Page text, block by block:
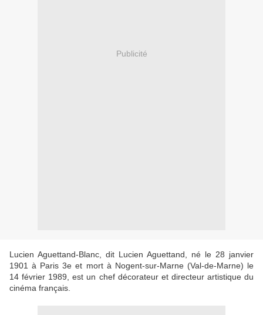
Publicité
Lucien Aguettand-Blanc, dit Lucien Aguettand, né le 28 janvier
1901 à Paris 3e et mort à Nogent-sur-Marne (Val-de-Marne) le
14 février 1989, est un chef décorateur et directeur artistique du
cinéma français.